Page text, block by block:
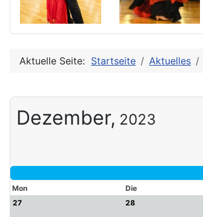
Aktuelle Seite: Startseite Aktuelles
Dezember, 2023
Mon
Die
27
28